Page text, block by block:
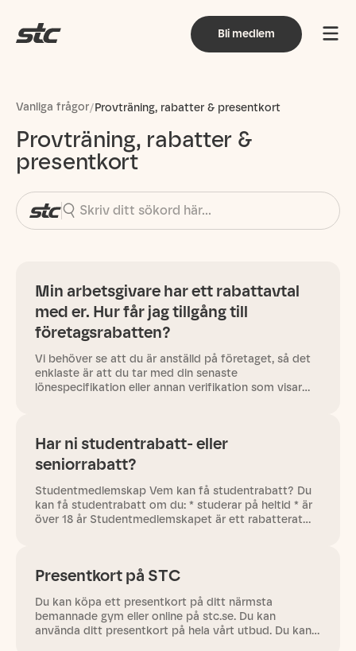
Bli medlem
Vanliga frågor/Provträning, rabatter & presentkort
Provträning, rabatter &
presentkort
Min arbetsgivare har ett rabattavtal
med er. Hur får jag tillgång till
företagsrabatten?
Vi behöver se att du är anställd på företaget, så det
enklaste är att du tar med din senaste
lönespecifikation eller annan verifikation som visar
Har ni studentrabatt- eller
seniorrabatt?
Studentmedlemskap Vem kan få studentrabatt? Du
kan få studentrabatt om du: * studerar på heltid * är
över 18 år Studentmedlemskapet är ett rabatterat
Presentkort på STC
Du kan köpa ett presentkort på ditt närmsta
bemannade gym eller online på stc.se. Du kan
använda ditt presentkort på hela vårt utbud. Du kan